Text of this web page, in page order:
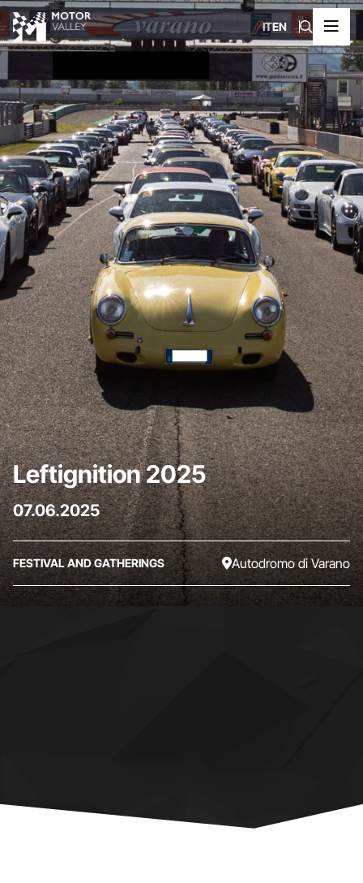
ITEN
Leftignition 2025
07.06.2025
FESTIVAL AND GATHERINGS Autodromo di Varano